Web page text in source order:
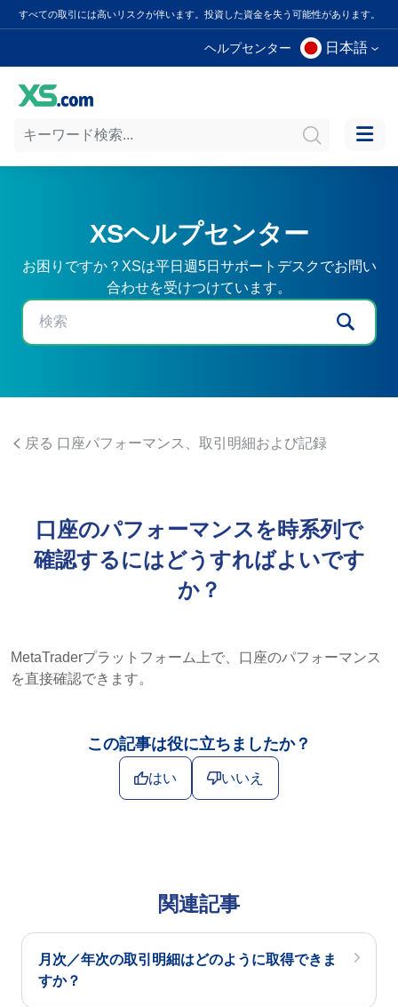
すべての取引には高いリスクが伴います。投資した資金を失う可能性があります。
ヘルプセンター 日本語
XSヘルプセンター
お困りですか？XSは平日週5日サポートデスクでお問い
合わせを受けつけています。
戻る 口座パフォーマンス、取引明細および記録
口座のパフォーマンスを時系列で
確認するにはどうすればよいです
か？
MetaTraderプラットフォーム上で、口座のパフォーマンス
を直接確認できます。
この記事は役に立ちましたか？
はい いいえ
関連記事
月次／年次の取引明細はどのように取得できま
すか？